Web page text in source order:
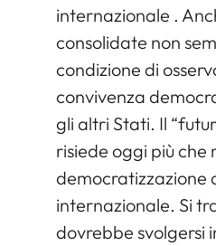
internazionale .
consolidate non
condizione di
convivenza
gli altri Stati. Il
risiede oggi più che
democratizzazione
internazionale. Si
dovrebbe svolgersi